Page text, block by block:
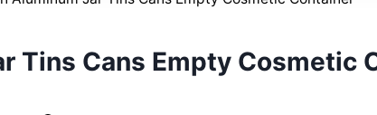
Tins Cans Empty Cosmetic